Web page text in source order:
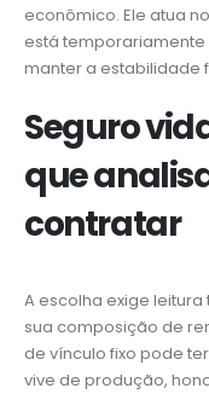
econômico. Ele atua
está
manter a estabilidade
Seguro
que
contratar
A escolha exige
sua composição de
de vínculo fixo pode
vive de produção,